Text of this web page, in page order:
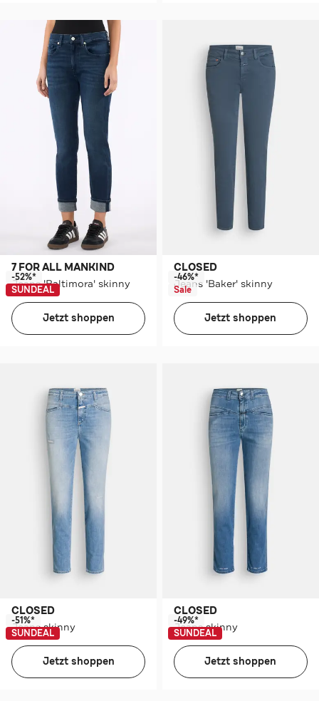
7 FOR ALL MANKIND
Jeans 'Baltimora' skinny
-52%*
SUNDEAL
Jetzt shoppen
CLOSED
Jeans 'Baker' skinny
-46%*
Sale
Jetzt shoppen
CLOSED
Jeans skinny
-51%*
SUNDEAL
Jetzt shoppen
CLOSED
Jeans skinny
-49%*
SUNDEAL
Jetzt shoppen